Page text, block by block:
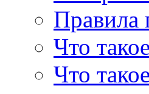
Правила
Что
Что